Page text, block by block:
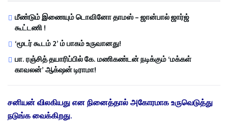
மீண்டும் இணையும் டொவினோ தாமஸ் – ஜான்பால் ஜார்ஜ்
கூட்டணி !
‘மூடர் கூடம் 2’ ம் பாகம் உருவானது!
பா. ரஞ்சித் தயாரிப்பில் கே. மணிகண்டன் நடிக்கும் ‘மக்கள்
காவலன்’ ஆக்‌ஷன் டிராமா!
சனியன் விலகியது என நினைத்தால் அகோரமாக உருவெடுத்து
நடுங்க வைக்கிறது.